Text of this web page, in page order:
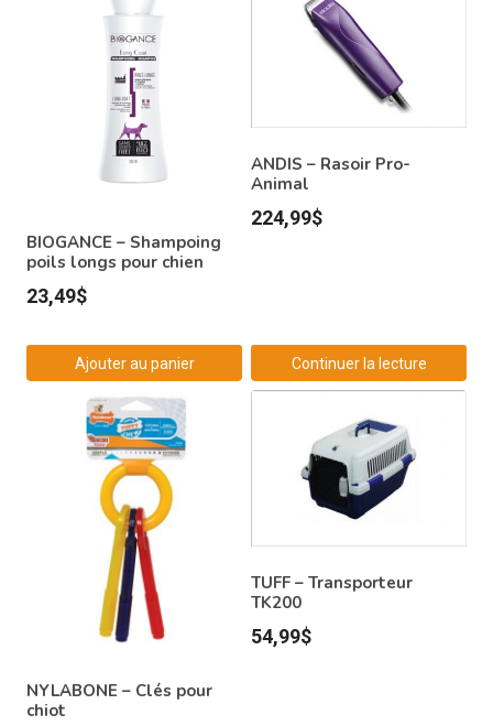
BIOGANCE – Shampoing
poils longs pour chien
23,49$
Ajouter au panier
ANDIS – Rasoir Pro-
Animal
224,99$
Continuer la lecture
NYLABONE – Clés pour
chiot
TUFF – Transporteur
TK200
54,99$